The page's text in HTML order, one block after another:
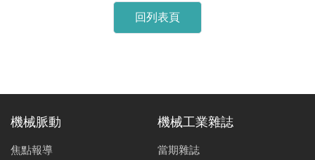
回列表頁
機械脈動
焦點報導
機械工業雜誌
當期雜誌